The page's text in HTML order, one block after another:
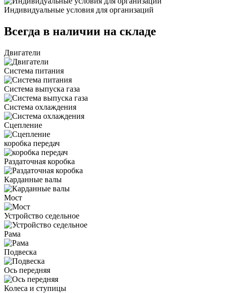
Индивидуальные условия для организаций
Всегда в наличии на складе
Двигатели
Система питания
Система выпуска газа
Система охлаждения
Сцепление
коробка передач
Раздаточная коробка
Карданные валы
Мост
Устройство седельное
Рама
Подвеска
Ось передняя
Колеса и ступицы